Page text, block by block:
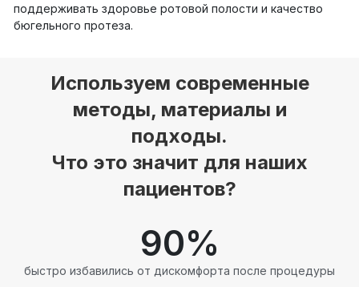
поддерживать здоровье ротовой полости и качество
бюгельного протеза.
Используем современные
методы, материалы и
подходы.
Что это значит для наших
пациентов?
быстро избавились от дискомфорта после процедуры
90%